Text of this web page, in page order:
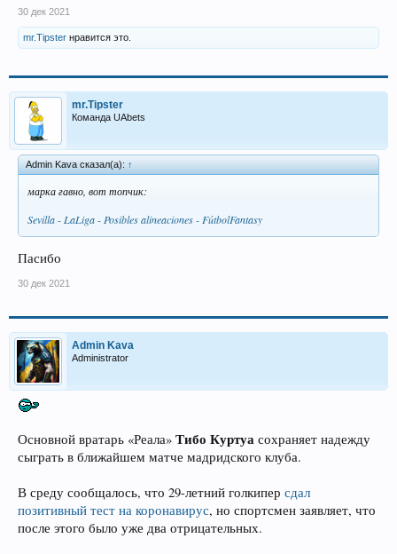
30 дек 2021
mr.Tipster нравится это.
mr.Tipster
Команда UAbets
Admin Kava сказал(а): ↑
марка гавно, вот топчик:
Sevilla - LaLiga - Posibles alineaciones - FútbolFantasy
Пасибо
30 дек 2021
Admin Kava
Administrator
Основной вратарь «Реала» Тибо Куртуа сохраняет надежду
сыграть в ближайшем матче мадридского клуба.
В среду сообщалось, что 29-летний голкипер сдал
позитивный тест на коронавирус, но спортсмен заявляет, что
после этого было уже два отрицательных.